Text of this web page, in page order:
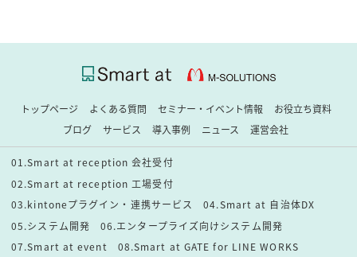
トップページ よくある質問 セミナー・イベント情報
お役立ち資料
ブログ
サービス 導入事例 ニュース 運営会社
01.Smart at reception 会社受付
02.Smart at reception 工場受付
03.kintoneプラグイン・連携サービス
04.Smart at 自治体DX
05.システム開発
06.エンタープライズ向けシステム開発
07.Smart at event
08.Smart at GATE for LINE WORKS